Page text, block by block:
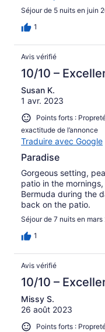
be back.
Séjour de 5 nuits en juin
1
Avis vérifié
10/10 –
Susan K.
1 avr. 2023
Points forts :
exactitude de l’annonce
Traduire avec Google
Paradise
Gorgeous setting,
patio in the
Bermuda during the
back on the patio.
Séjour de 7 nuits en mars
1
Avis vérifié
10/10 –
Missy S.
26 août 2023
Points forts :